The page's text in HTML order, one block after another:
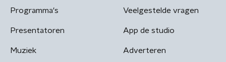
Programma's
Presentatoren
Muziek
Veelgestelde vragen
App de studio
Adverteren